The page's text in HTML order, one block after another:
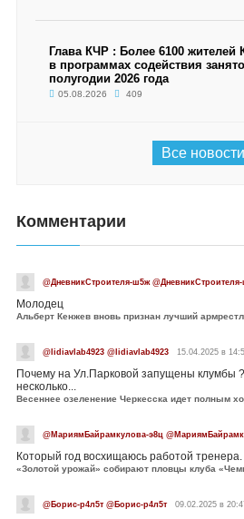
Глава КЧР : Более 6100 жителей
в программах содействия
полугодии 2026 года
05.08.2026 409
Все новости
Комментарии
@ДневникСтроителя-ш5ж
Молодец
Альберт Кенжев вновь признан лучший
@lidiavlab4923 @lidiavlab4923 15.04.2025 в
Почему на Ул.Парковой запущены клумбы
несколько...
Весеннее озеленение Черкесска идет полным
@МариямБайрамкулова-э8ц
Который год восхищаюсь работой
«Золотой урожай» собирают пловцы клуба
@Борис-р4л5т @Борис-р4л5т 09.02.2025 в